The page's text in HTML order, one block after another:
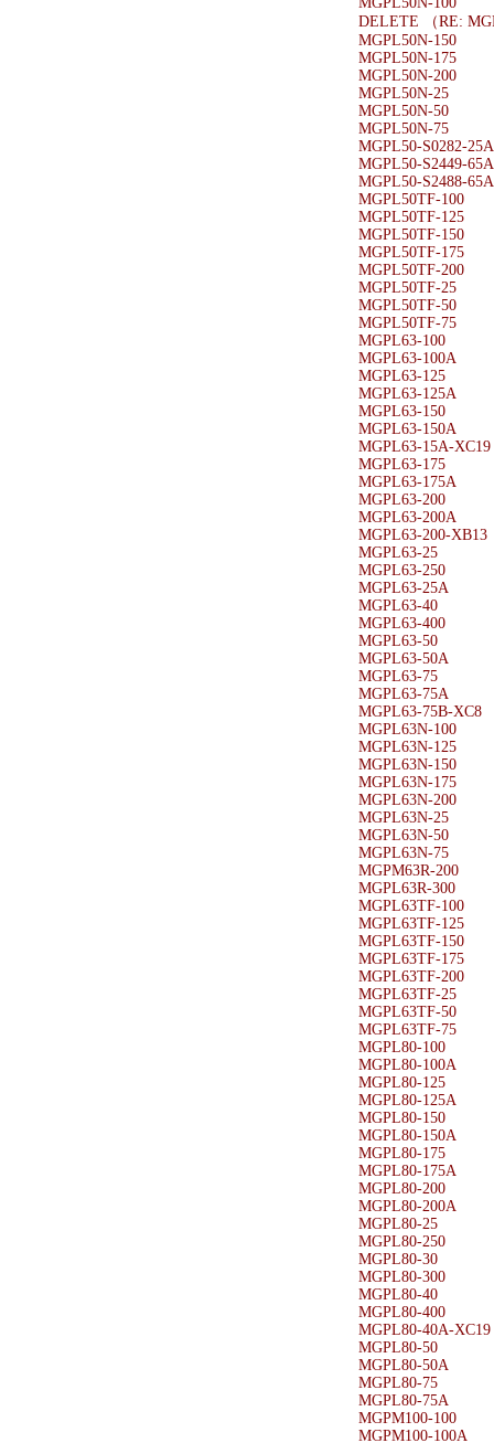
DELETE （RE:
MGPL50N-150
MGPL50N-175
MGPL50N-200
MGPL50N-25
MGPL50N-50
MGPL50N-75
MGPL50-S0282-25A
MGPL50-S2449-65A
MGPL50-S2488-65A
MGPL50TF-100
MGPL50TF-125
MGPL50TF-150
MGPL50TF-175
MGPL50TF-200
MGPL50TF-25
MGPL50TF-50
MGPL50TF-75
MGPL63-100
MGPL63-100A
MGPL63-125
MGPL63-125A
MGPL63-150
MGPL63-150A
MGPL63-15A-XC19
MGPL63-175
MGPL63-175A
MGPL63-200
MGPL63-200A
MGPL63-200-XB13
MGPL63-25
MGPL63-250
MGPL63-25A
MGPL63-40
MGPL63-400
MGPL63-50
MGPL63-50A
MGPL63-75
MGPL63-75A
MGPL63-75B-XC8
MGPL63N-100
MGPL63N-125
MGPL63N-150
MGPL63N-175
MGPL63N-200
MGPL63N-25
MGPL63N-50
MGPL63N-75
MGPM63R-200
MGPL63R-300
MGPL63TF-100
MGPL63TF-125
MGPL63TF-150
MGPL63TF-175
MGPL63TF-200
MGPL63TF-25
MGPL63TF-50
MGPL63TF-75
MGPL80-100
MGPL80-100A
MGPL80-125
MGPL80-125A
MGPL80-150
MGPL80-150A
MGPL80-175
MGPL80-175A
MGPL80-200
MGPL80-200A
MGPL80-25
MGPL80-250
MGPL80-30
MGPL80-300
MGPL80-40
MGPL80-400
MGPL80-40A-XC19
MGPL80-50
MGPL80-50A
MGPL80-75
MGPL80-75A
MGPM100-100
MGPM100-100A